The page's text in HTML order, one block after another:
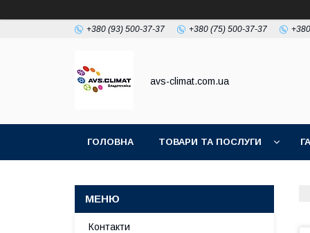
+380 (93) 500-37-37 +380 (75) 500-37-37
avs-climat.com.ua
ГОЛОВНА ТОВАРИ ТА ПОСЛУГИ
Контакти